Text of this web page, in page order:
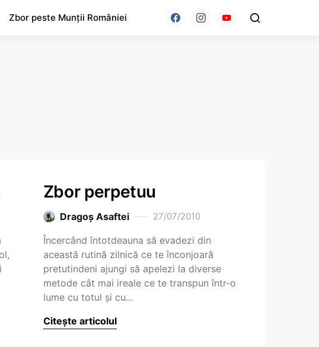
Zbor peste Munții României
Zbor perpetuu
Dragoş Asaftei 27/07/2010
Încercând întotdeauna să evadezi din
această rutină zilnică ce te înconjoară
pretutindeni ajungi să apelezi la diverse
metode cât mai ireale ce te transpun într-o
lume cu totul şi cu…
Citește articolul